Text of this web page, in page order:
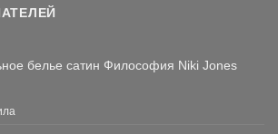
белье сатин Философия Niki Jones
5